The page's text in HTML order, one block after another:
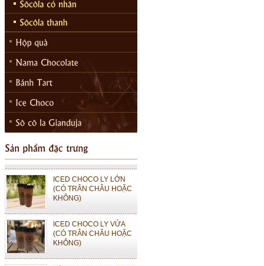
ICED CHOCO MOKA LY
LỚN (CÓ TRÂN CHÂU
HOẶC KHÔNG)
ICED CHOCO MOKA LY
HOẶC KHÔNG)
ICED CHOCO LY LỚN
(CÓ TRÂN CHÂU HOẶC
KHÔNG)
ICED CHOCO LY VỬA
(CÓ TRÂN CHÂU HOẶC
KHÔNG)
Bánh Tart Choco caramel